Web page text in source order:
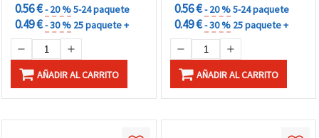
0.56 €- 20 %5-24 paquete
0.49 €- 30 % 25 paquete +
AÑADIR AL CARRITO
0.56 €- 20 %5-24 paquete
0.49 €- 30 % 25 paquete +
AÑADIR AL CARRITO